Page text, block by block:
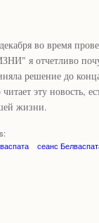
во время
я отчетливо
решение до
читает эту новость,
жизни.
сеанс